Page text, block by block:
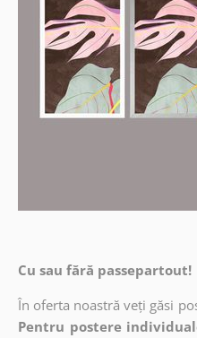
Cu sau fără passepartout!
În oferta noastră veți găsi
Pentru postere